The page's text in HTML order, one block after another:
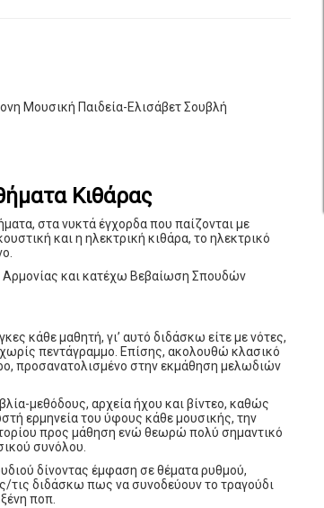
Μουσική Παιδεία-Ελισάβετ Σουβλή
Κιθάρας
στα νυκτά έγχορδα που παίζονται με
και η ηλεκτρική κιθάρα, το ηλεκτρικό
Αρμονίας και κατέχω Βεβαίωση Σπουδών
κάθε μαθητή, γι’ αυτό διδάσκω είτε με νότες,
χωρίς πεντάγραμμο. Επίσης, ακολουθώ κλασικό
προσανατολισμένο στην εκμάθηση μελωδιών
μεθόδους, αρχεία ήχου και βίντεο, καθώς
ερμηνεία του ύφους κάθε μουσικής, την
προς μάθηση ενώ θεωρώ πολύ σημαντικό
συνόλου.
δίνοντας έμφαση σε θέματα ρυθμού,
τις διδάσκω πως να συνοδεύουν το τραγούδι
ποπ.